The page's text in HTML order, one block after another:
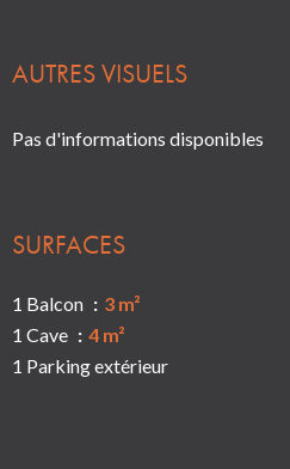
AUTRES VISUELS
Pas d'informations disponibles
SURFACES
1 Balcon
3 m²
1 Cave
4 m²
1 Parking extérieur